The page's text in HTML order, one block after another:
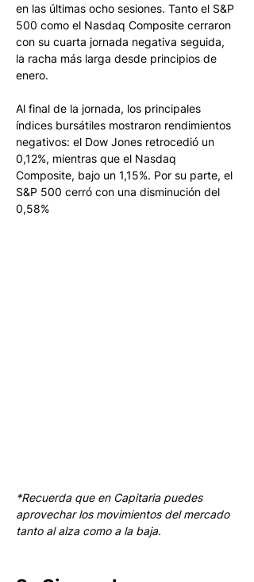
en las últimas ocho sesiones. Tanto el S&P
500 como el Nasdaq Composite cerraron
con su cuarta jornada negativa seguida,
la racha más larga desde principios de
enero.
Al final de la jornada, los principales
índices bursátiles mostraron rendimientos
negativos: el Dow Jones retrocedió un
0,12%, mientras que el Nasdaq
Composite, bajo un 1,15%. Por su parte, el
S&P 500 cerró con una disminución del
0,58%
*Recuerda que en Capitaria puedes
aprovechar los movimientos del mercado
tanto al alza como a la baja.